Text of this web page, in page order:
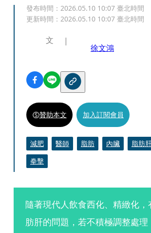
發布時間： 2026.05.10 10:07 臺北時間
更新時間： 2026.05.10 10:07 臺北時間
文
徐文鴻
贊助本文 加入訂閱會員
減肥 醫師 脂肪 內臟 脂肪
拳擊
隨著現代人飲食西化、精緻化
肪肝的問題，若不積極調整處